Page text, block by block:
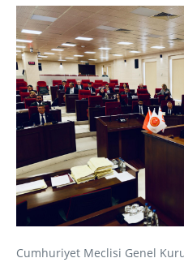
Cumhuriyet Meclisi Genel